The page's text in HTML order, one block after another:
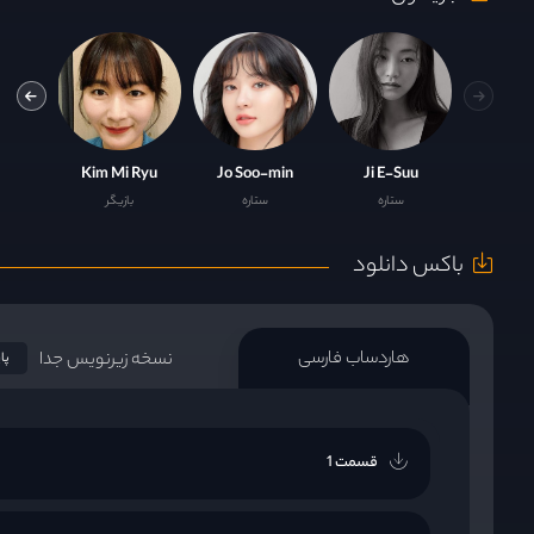
Ji E-Suu
ستاره
Jo Soo-min
ستاره
Kim Mi Ryu
بازیگر
باکس دانلود
هاردساب فارسی نسخه زیرنویس جدا
قسمت 1